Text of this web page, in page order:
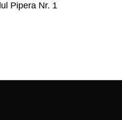
Pipera Nr. 1